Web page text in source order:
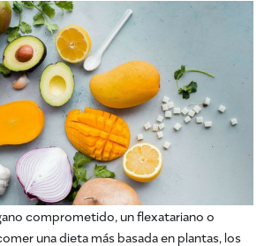
comprometido, un flexatariano o
una dieta más basada en plantas, los